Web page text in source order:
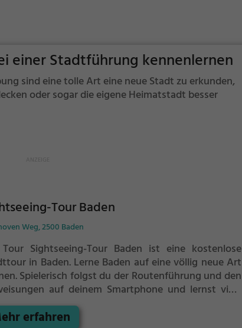
einer Stadtführung kennenlernen
sind eine tolle Art eine neue Stadt zu erkunden,
oder sogar die eigene Heimatstadt besser
Tour Baden
Weg, 2500 Baden
Sightseeing-Tour Baden ist eine kostenlose
in Baden. Lerne Baden auf eine völlig neue Art
Spielerisch folgst du der Routenführung und den
auf deinem Smartphone und lernst viele
Ecken von Baden kennen.
erfahren